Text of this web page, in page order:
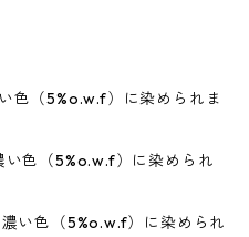
色（5%o.w.f）に染められま
色（5%o.w.f）に染められ
い色（5%o.w.f）に染められ